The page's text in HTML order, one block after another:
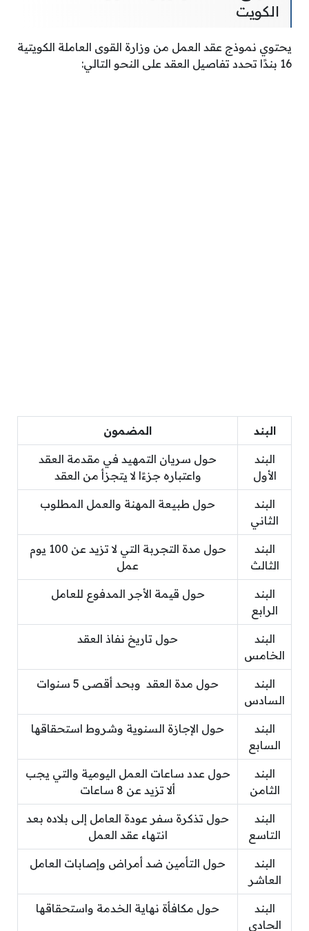
الكويت
يحتوي نموذج عقد العمل من وزارة القوى العاملة الكويتية
16 بندًا تحدد تفاصيل العقد على النحو التالي:
البند المضمون
البند
الأول
حول سريان التمهيد في مقدمة العقد
واعتباره جزءًا لا يتجزأ من العقد
البند
الثاني
حول طبيعة المهنة والعمل المطلوب
البند
الثالث
حول مدة التجربة التي لا تزيد عن 100 يوم
عمل
البند
الرابع
حول قيمة الأجر المدفوع للعامل
البند
الخامس
حول تاريخ نفاذ العقد
البند
السادس
حول مدة العقد وبحد أقصى 5 سنوات
البند
السابع
حول الإجازة السنوية وشروط استحقاقها
البند
الثامن
حول عدد ساعات العمل اليومية والتي يجب
ألا تزيد عن 8 ساعات
البند
التاسع
حول تذكرة سفر عودة العامل إلى بلاده بعد
انتهاء عقد العمل
البند
العاشر
حول التأمين ضد أمراض وإصابات العامل
البند
الحادي
حول مكافأة نهاية الخدمة واستحقاقها